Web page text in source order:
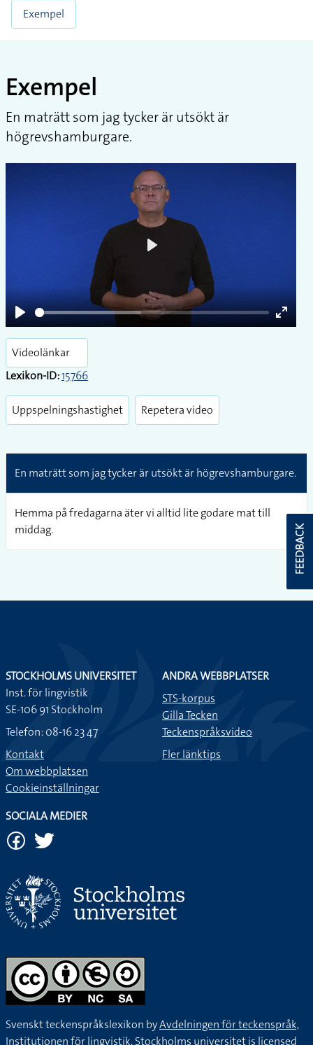
Exempel
Exempel
En maträtt som jag tycker är utsökt är
högrevshamburgare.
Play
Enter
Videolänkar
Lexikon-ID:15766
Uppspelningshastighet Repetera video
En maträtt som jag tycker är utsökt är högrevshamburgare.
Hemma på fredagarna äter vi alltid lite godare mat till
middag.
FEEDBACK
STOCKHOLMS UNIVERSITET
Inst. för lingvistik
SE-106 91 Stockholm
Telefon: 08-16 23 47
Kontakt
Om webbplatsen
Cookieinställningar
ANDRA WEBBPLATSER
STS-korpus
Gilla Tecken
Teckenspråksvideo
Fler länktips
SOCIALA MEDIER
Svenskt teckenspråkslexikon byAvdelningen för teckenspråk,
Institutionen för lingvistik, Stockholms universitetis licensed